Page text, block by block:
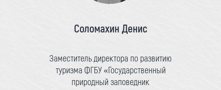
Соломахин Денис
Заместитель директора по развитию
туризма ФГБУ «Государственный
природный заповедник